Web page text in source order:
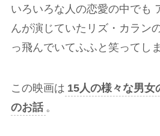
いろいろな人の恋愛の中でも
んが演じていたリズ・カラン
っ飛んでいてふふと笑ってし
この映画は 15人の様々な男女
のお話 。